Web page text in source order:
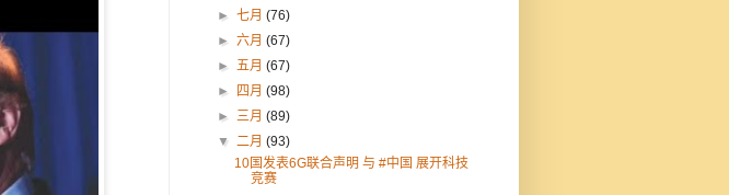
►七月(76)
►六月(67)
►五月(67)
►
四月(98)
►三月(89)
▼二月(93)
10国发表6G联合声明 与 #中国 展开科技
竞赛